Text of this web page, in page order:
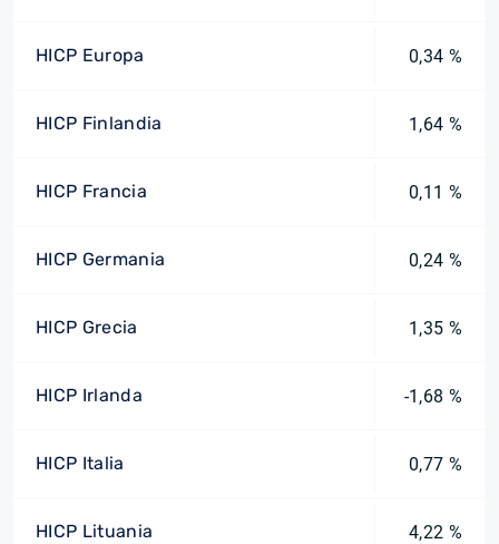
HICP Europa 0,34 %
HICP Finlandia 1,64 %
HICP Francia 0,11 %
HICP Germania 0,24 %
HICP Grecia 1,35 %
HICP Irlanda -1,68 %
HICP Italia 0,77 %
HICP Lituania 4,22 %